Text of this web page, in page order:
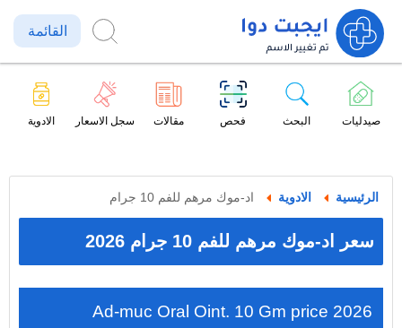
القائمة
صيدليات البحث فحص مقالات سجل الاسعار الادوية
الرئيسية الادوية اد-موك مرهم للفم 10 جرام
سعر اد-موك مرهم للفم 10 جرام 2026
Ad-muc Oral Oint. 10 Gm price 2026